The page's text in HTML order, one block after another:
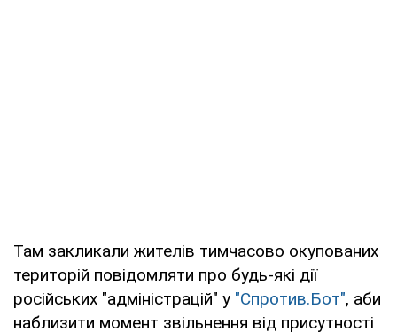
Там закликали жителів тимчасово окупованих
територій повідомляти про будь-які дії
російських "адміністрацій" у "Спротив.Бот", аби
наблизити момент звільнення від присутності